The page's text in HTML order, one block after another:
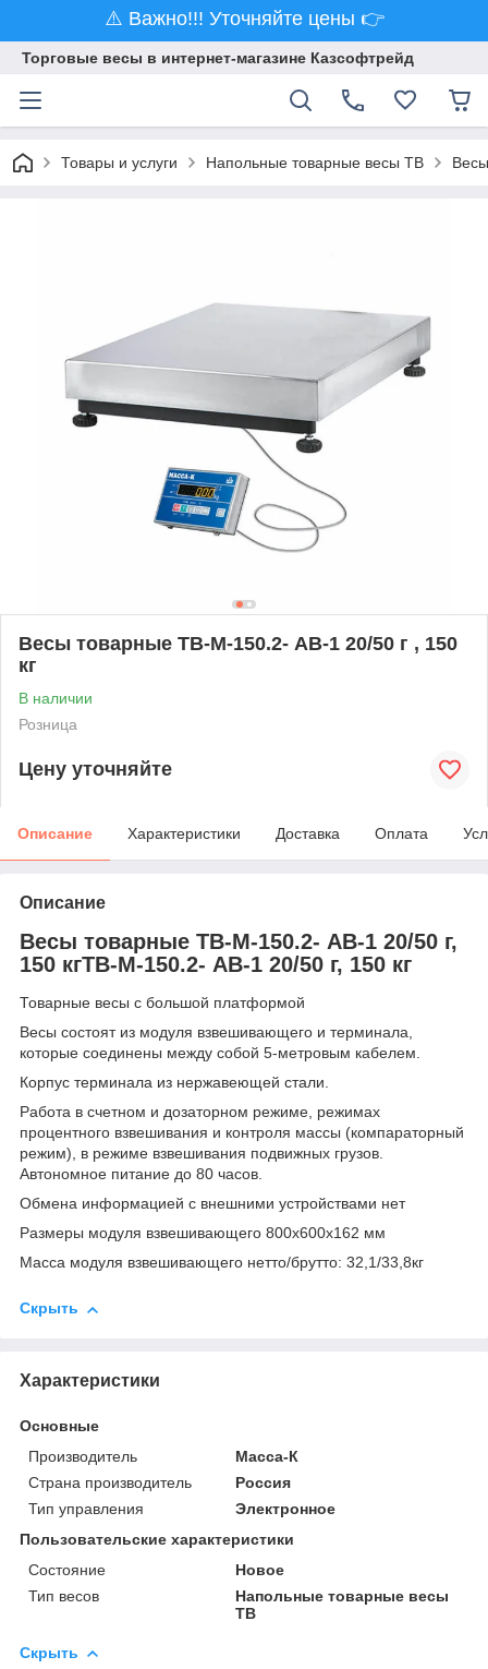
⚠️ Важно!!! Уточняйте цены 👉
Торговые весы в интернет-магазине Казсофтрейд
Товары и услуги Напольные товарные весы ТВ
Весы товарные TB-М-150.2- AB-1 20/50 г , 150
кг
В наличии
Розница
Цену уточняйте
Описание Характеристики Доставка Оплата
Описание
Весы товарные TB-М-150.2- AB-1 20/50 г,
150 кгTB-М-150.2- AB-1 20/50 г, 150 кг
Товарные весы с большой платформой
Весы состоят из модуля взвешивающего и терминала,
которые соединены между собой 5-метровым кабелем.
Корпус терминала из нержавеющей стали.
Работа в счетном и дозаторном режиме, режимах
процентного взвешивания и контроля массы (компараторный
режим), в режиме взвешивания подвижных грузов.
Автономное питание до 80 часов.
Обмена информацией с внешними устройствами нет
Размеры модуля взвешивающего 800х600х162 мм
Масса модуля взвешивающего нетто/брутто: 32,1/33,8кг
Скрыть
Характеристики
Основные
Производитель
Масса-К
Страна производитель
Россия
Тип управления
Электронное
Пользовательские характеристики
Состояние
Новое
Тип весов
Напольные товарные весы
ТВ
Скрыть